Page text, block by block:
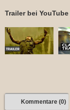
Trailer bei YouTube
Kommentare (0)